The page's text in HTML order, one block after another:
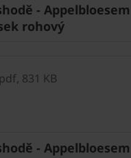
- Appelbloesem
rohový
pdf, 831 KB
- Appelbloesem